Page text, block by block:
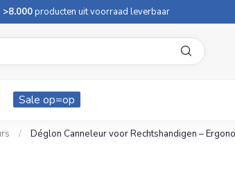
>8.000producten uit voorraad leverbaar
Sale op=op
/ Déglon Canneleur voor Rechtshandigen –